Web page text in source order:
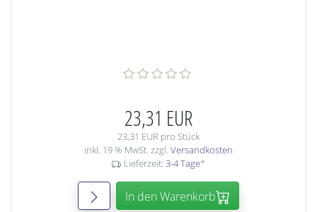
23,31 EUR
23,31 EUR pro Stück
inkl. 19 % MwSt. zzgl. Versandkosten
Lieferzeit: 3-4 Tage*
In den Warenkorb